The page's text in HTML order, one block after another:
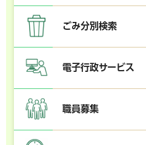
ごみ分別検索
電子行政サービス
職員募集